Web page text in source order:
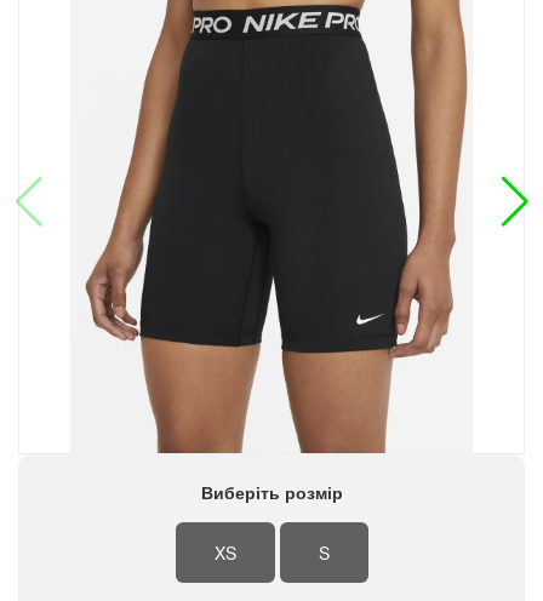
Виберіть розмір
XS S